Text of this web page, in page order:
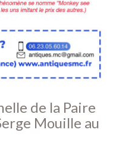
de la Paire
Mouille au